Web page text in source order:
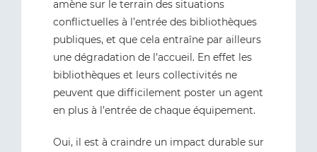
amène sur le terrain des situations
conflictuelles à l’entrée des bibliothèques
publiques, et que cela entraîne par ailleurs
une dégradation de l’accueil. En effet les
bibliothèques et leurs collectivités ne
peuvent que difficilement poster un agent
en plus à l’entrée de chaque équipement.
Oui, il est à craindre un impact durable sur